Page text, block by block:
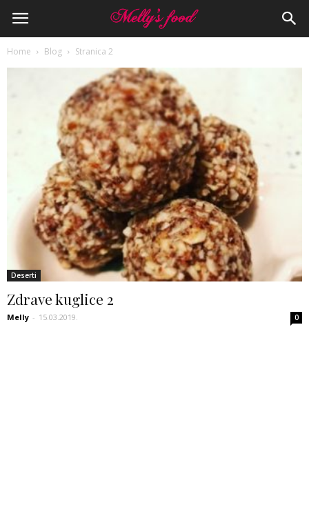
Home Blog Stranica 2
Deserti
Zdrave kuglice 2
Melly - 15.03.2019. 0